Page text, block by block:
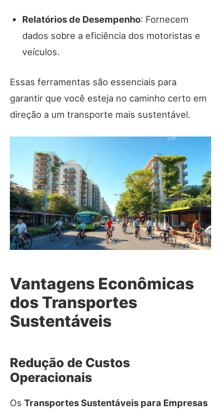
Relatórios de Desempenho: Fornecem
dados sobre a eficiência dos motoristas e
veículos.
Essas ferramentas são essenciais para
garantir que você esteja no caminho certo em
direção a um transporte mais sustentável.
Vantagens Econômicas
dos Transportes
Sustentáveis
Redução de Custos
Operacionais
Os Transportes Sustentáveis para Empresas